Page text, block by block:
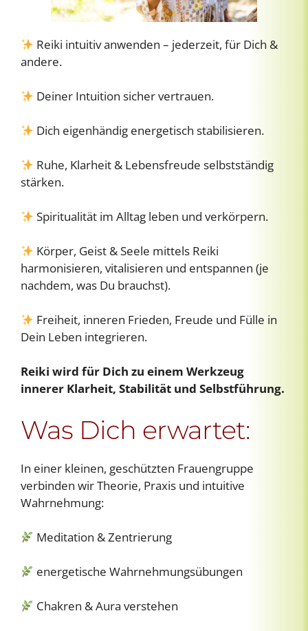
Reiki intuitiv anwenden – jederzeit, für Dich &
andere.
Deiner Intuition sicher vertrauen.
Dich eigenhändig energetisch stabilisieren.
Ruhe, Klarheit & Lebensfreude selbstständig
stärken.
Spiritualität im Alltag leben und verkörpern.
Körper, Geist & Seele mittels Reiki
harmonisieren, vitalisieren und entspannen (je
nachdem, was Du brauchst).
Freiheit, inneren Frieden, Freude und Fülle in
Dein Leben integrieren.
Reiki wird für Dich zu einem Werkzeug
innerer Klarheit, Stabilität und Selbstführung.
Was Dich erwartet:
In einer kleinen, geschützten Frauengruppe
verbinden wir Theorie, Praxis und intuitive
Wahrnehmung:
Meditation & Zentrierung
energetische Wahrnehmungsübungen
Chakren & Aura verstehen